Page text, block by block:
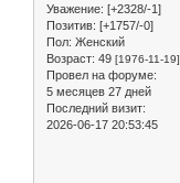
Уважение: [+2328/-1]
Позитив: [+1757/-0]
Пол: Женский
Возраст: 49 [1976-11-19]
Провел на форуме:
5 месяцев 27 дней
Последний визит:
2026-06-17 20:53:45